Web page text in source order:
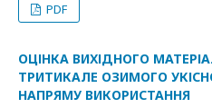
PDF
ОЦІНКА ВИХІДНОГО
ТРИТИКАЛЕ ОЗИМОГО
НАПРЯМУ ВИКОРИСТАННЯ